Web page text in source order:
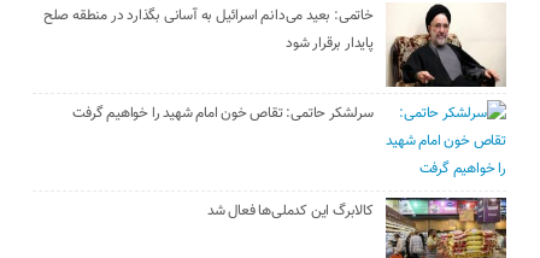
خاتمی: بعید می‌دانم اسرائیل به آسانی بگذارد در منطقه صلح
پایدار برقرار شود
سرلشکر حاتمی: تقاص خون امام شهید را خواهیم گرفت
کالابرگ این کدملی‌ها فعال شد